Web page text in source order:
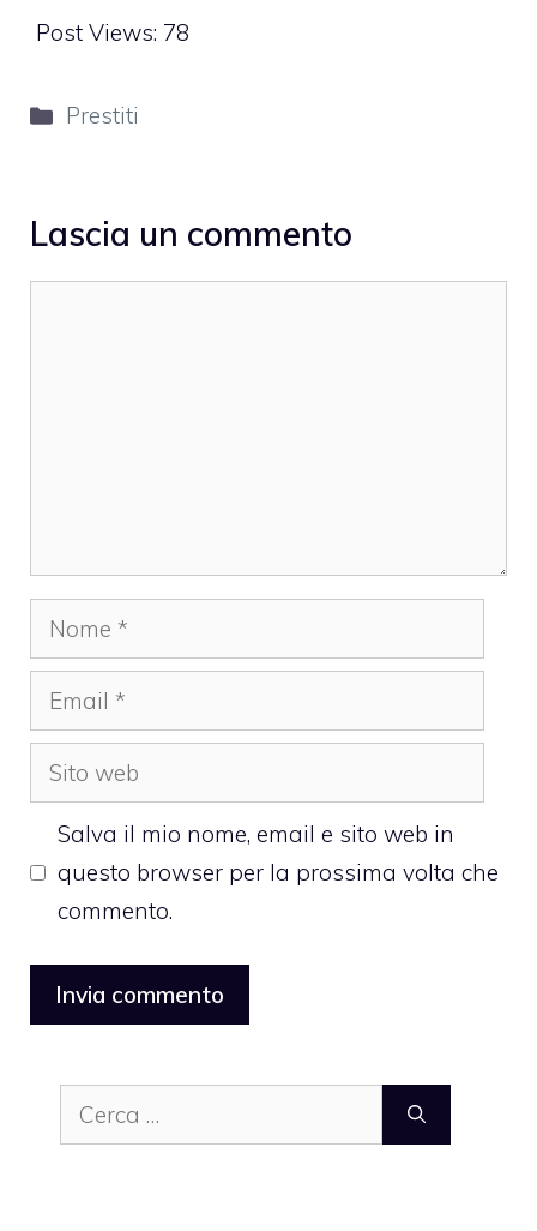
Post Views: 78
Categorie
Prestiti
Lascia un commento
Nome
Email
Sito
web
Salva il mio nome, email e sito web in
questo browser per la prossima volta che
commento.
Ricerca
per: